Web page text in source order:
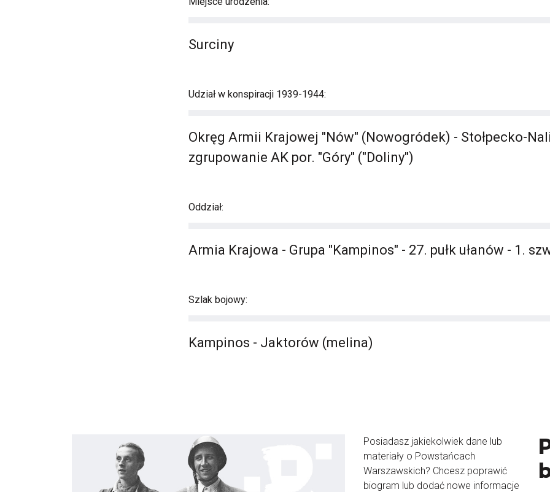
Surciny
Udział w konspiracji 1939-1944:
Okręg Armii Krajowej "Nów" (Nowogródek) - Stołpecko-
zgrupowanie AK por. "Góry" ("Doliny")
Oddział:
Armia Krajowa - Grupa "Kampinos" - 27. pułk ułanów - 1.
Szlak bojowy:
Kampinos - Jaktorów (melina)
Posiadasz jakiekolwiek dane lub
materiały o Powstańcach
Warszawskich? Chcesz poprawić
biogram lub dodać nowe informacje